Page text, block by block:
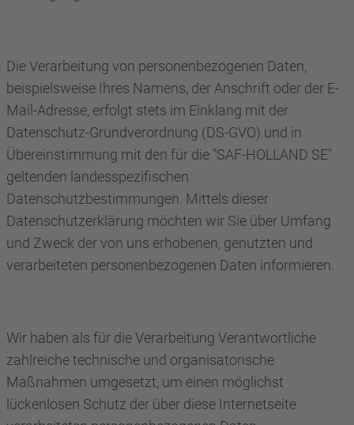
Die Verarbeitung von personenbezogenen Daten,
beispielsweise Ihres Namens, der Anschrift oder der E-
Mail-Adresse, erfolgt stets im Einklang mit der
Datenschutz-Grundverordnung (DS-GVO) und in
Übereinstimmung mit den für die "SAF-HOLLAND SE"
geltenden landesspezifischen
Datenschutzbestimmungen. Mittels dieser
Datenschutzerklärung möchten wir Sie über Umfang
und Zweck der von uns erhobenen, genutzten und
verarbeiteten personenbezogenen Daten informieren.
Wir haben als für die Verarbeitung Verantwortliche
zahlreiche technische und organisatorische
Maßnahmen umgesetzt, um einen möglichst
lückenlosen Schutz der über diese Internetseite